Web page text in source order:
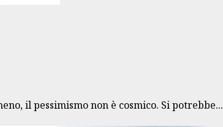
il pessimismo non è cosmico. Si potrebbe...